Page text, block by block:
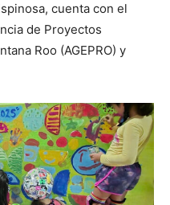
cuenta con el
de Proyectos
Roo (AGEPRO) y